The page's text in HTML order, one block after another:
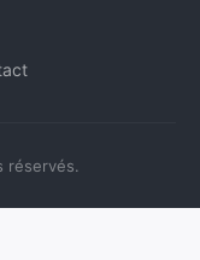
réservés.